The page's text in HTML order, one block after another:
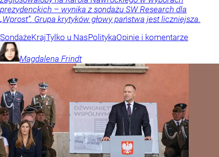
prezydenckich – wynika z sondażu SW Research dla
„Wprost”. Grupa krytyków głowy państwa jest liczniejsza.
SondażeKrajTylko u NasPolitykaOpinie i komentarze
Magdalena Frindt